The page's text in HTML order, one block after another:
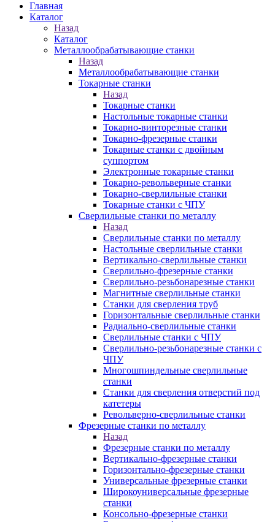
Главная
Каталог
Назад
Каталог
Металлообрабатывающие станки
Назад
Металлообрабатывающие станки
Токарные станки
Назад
Токарные станки
Настольные токарные станки
Токарно-винторезные станки
Токарно-фрезерные станки
Токарные станки с двойным
суппортом
Электронные токарные станки
Токарно-револьверные станки
Токарно-сверлильные станки
Токарные станки с ЧПУ
Сверлильные станки по металлу
Назад
Сверлильные станки по металлу
Настольные сверлильные станки
Вертикально-сверлильные станки
Сверлильно-фрезерные станки
Сверлильно-резьбонарезные станки
Магнитные сверлильные станки
Станки для сверления труб
Горизонтальные сверлильные станки
Радиально-сверлильные станки
Сверлильные станки с ЧПУ
Сверлильно-резьбонарезные станки с
ЧПУ
Многошпиндельные сверлильные
станки
Станки для сверления отверстий под
катетеры
Револьверно-сверлильные станки
Фрезерные станки по металлу
Назад
Фрезерные станки по металлу
Вертикально-фрезерные станки
Горизонтально-фрезерные станки
Универсальные фрезерные станки
Широкоуниверсальные фрезерные
станки
Консольно-фрезерные станки